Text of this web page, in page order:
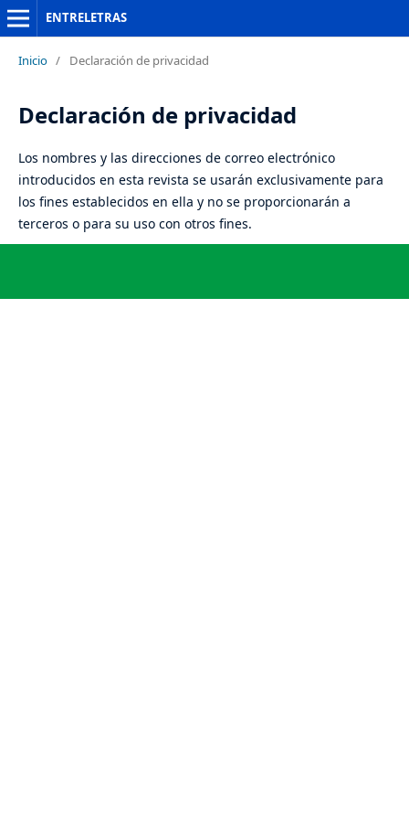
ENTRELETRAS
Inicio / Declaración de privacidad
Declaración de privacidad
Los nombres y las direcciones de correo electrónico
introducidos en esta revista se usarán exclusivamente para
los fines establecidos en ella y no se proporcionarán a
terceros o para su uso con otros fines.